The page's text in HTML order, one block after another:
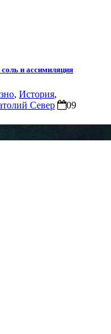
и ассимиляция
, История,
Север
09